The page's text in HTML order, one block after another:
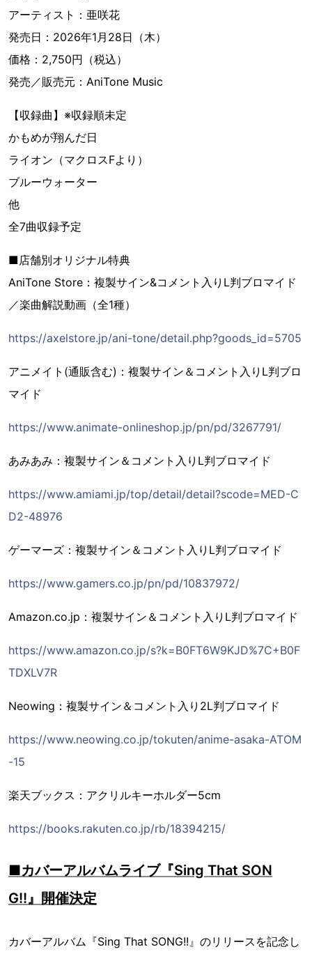
アーティスト：亜咲花
発売日：2026年1月28日（木）
価格：2,750円（税込）
発売／販売元：AniTone Music
【収録曲】※収録順未定
かもめが翔んだ日
ライオン（マクロスFより）
ブルーウォーター
他
全7曲収録予定
■店舗別オリジナル特典
AniTone Store：複製サイン&コメント入りL判ブロマイド
／楽曲解説動画（全1種）
https://axelstore.jp/ani-tone/detail.php?goods_id=5705
アニメイト(通販含む)：複製サイン＆コメント入りL判ブロ
マイド
https://www.animate-onlineshop.jp/pn/pd/3267791/
あみあみ：複製サイン＆コメント入りL判ブロマイド
https://www.amiami.jp/top/detail/detail?scode=MED-C
D2-48976
ゲーマーズ：複製サイン＆コメント入りL判ブロマイド
https://www.gamers.co.jp/pn/pd/10837972/
Amazon.co.jp：複製サイン＆コメント入りL判ブロマイド
https://www.amazon.co.jp/s?k=B0FT6W9KJD%7C+B0F
TDXLV7R
Neowing：複製サイン＆コメント入り2L判ブロマイド
https://www.neowing.co.jp/tokuten/anime-asaka-ATOM
-15
楽天ブックス：アクリルキーホルダー5cm
https://books.rakuten.co.jp/rb/18394215/
■カバーアルバムライブ『Sing That SON
G!!』開催決定
カバーアルバム『Sing That SONG!!』のリリースを記念し